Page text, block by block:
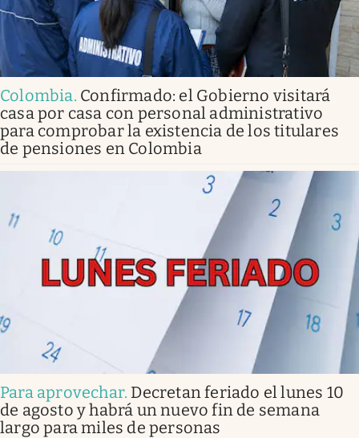
Colombia. Confirmado: el Gobierno visitará
casa por casa con personal administrativo
para comprobar la existencia de los titulares
de pensiones en Colombia
Para aprovechar. Decretan feriado el lunes 10
de agosto y habrá un nuevo fin de semana
largo para miles de personas